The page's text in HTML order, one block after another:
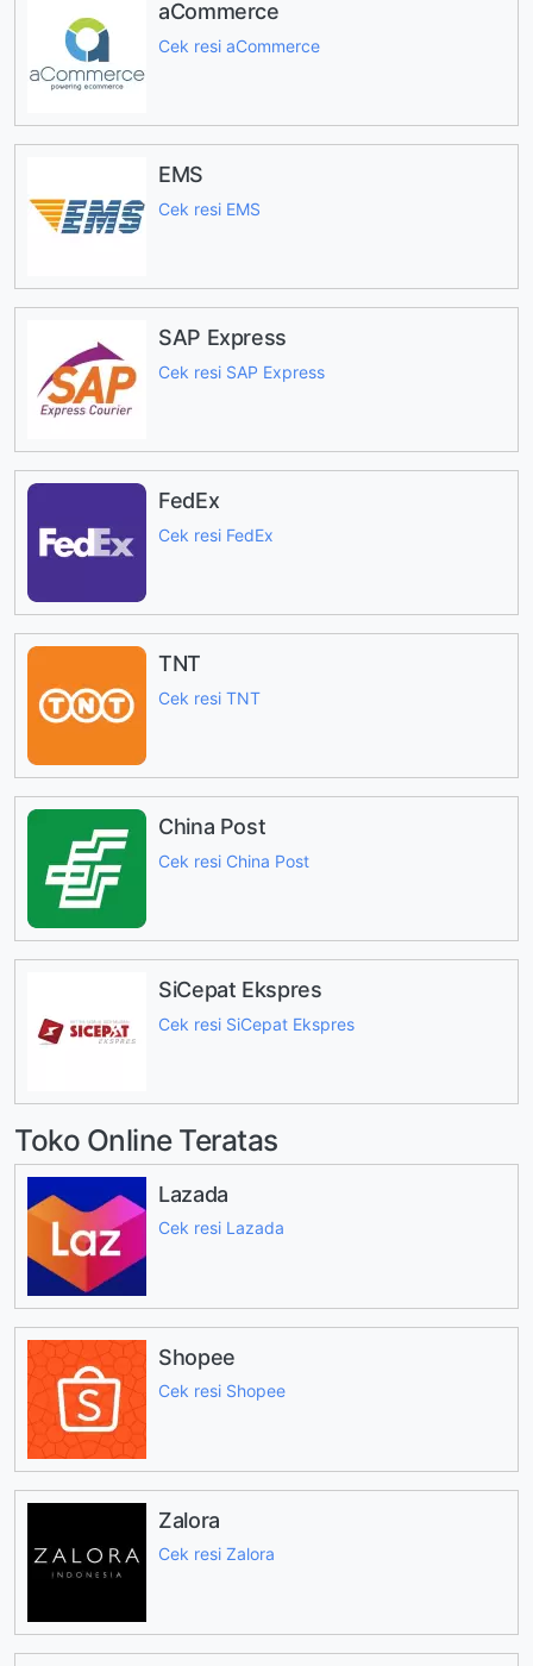
aCommerce
Cek resi aCommerce
EMS
Cek resi EMS
SAP Express
Cek resi SAP Express
FedEx
Cek resi FedEx
TNT
Cek resi TNT
China Post
Cek resi China Post
SiCepat Ekspres
Cek resi SiCepat Ekspres
Toko Online Teratas
Lazada
Cek resi Lazada
Shopee
Cek resi Shopee
Zalora
Cek resi Zalora